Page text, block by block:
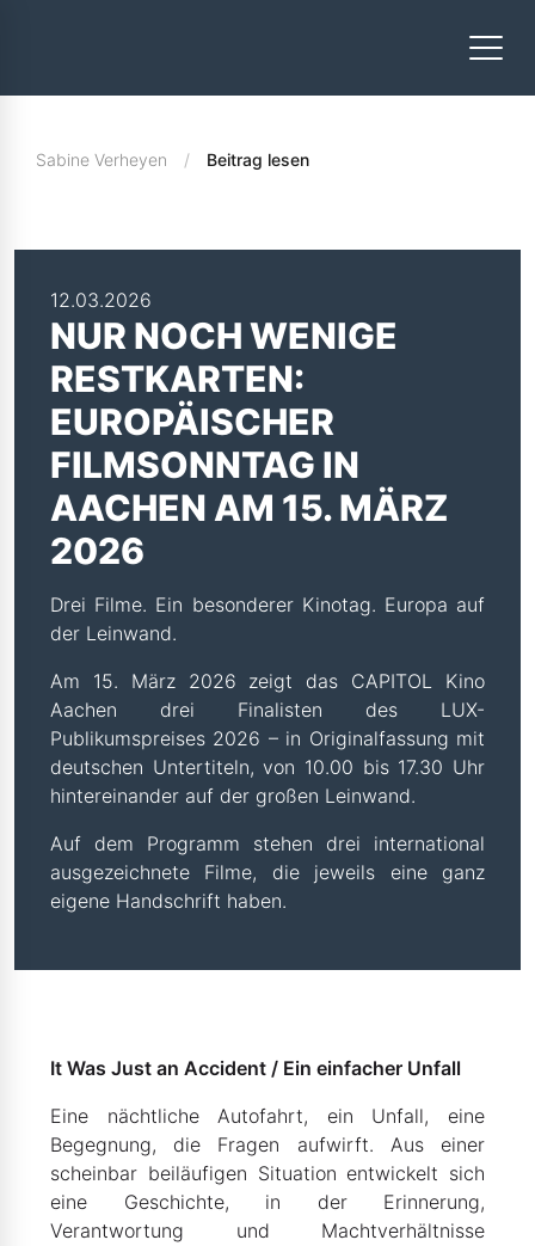
Sabine Verheyen Beitrag lesen
12.03.2026
NUR NOCH WENIGE
RESTKARTEN:
EUROPÄISCHER
FILMSONNTAG IN
AACHEN AM 15. MÄRZ
2026
Drei Filme. Ein besonderer Kinotag. Europa auf
der Leinwand.
Am 15. März 2026 zeigt das CAPITOL Kino
Aachen drei Finalisten des LUX-
Publikumspreises 2026 – in Originalfassung mit
deutschen Untertiteln, von 10.00 bis 17.30 Uhr
hintereinander auf der großen Leinwand.
Auf dem Programm stehen drei international
ausgezeichnete Filme, die jeweils eine ganz
eigene Handschrift haben.
It Was Just an Accident / Ein einfacher Unfall
Eine nächtliche Autofahrt, ein Unfall, eine
Begegnung, die Fragen aufwirft. Aus einer
scheinbar beiläufigen Situation entwickelt sich
eine Geschichte, in der Erinnerung,
Verantwortung und Machtverhältnisse